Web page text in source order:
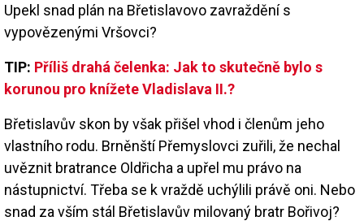
Upekl snad plán na Břetislavovo zavraždění s
vypovězenými Vršovci?
TIP: Příliš drahá čelenka: Jak to skutečně bylo s
korunou pro knížete Vladislava II.?
Břetislavův skon by však přišel vhod i členům jeho
vlastního rodu. Brněnští Přemyslovci zuřili, že nechal
uvěznit bratrance Oldřicha a upřel mu právo na
nástupnictví. Třeba se k vraždě uchýlili právě oni. Nebo
snad za vším stál Břetislavův milovaný bratr Bořivoj?